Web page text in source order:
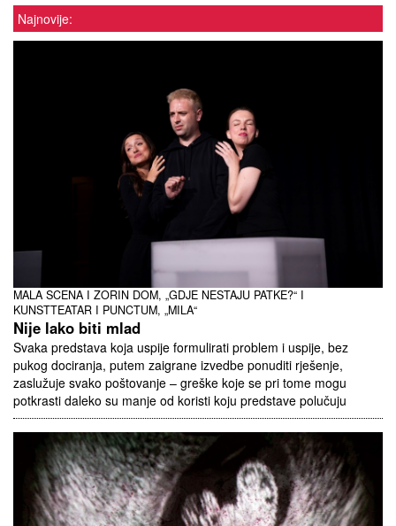
Najnovije:
MALA SCENA I ZORIN DOM, „GDJE NESTAJU PATKE?“ I
KUNSTTEATAR I PUNCTUM, „MILA“
Nije lako biti mlad
Svaka predstava koja uspije formulirati problem i uspije, bez
pukog dociranja, putem zaigrane izvedbe ponuditi rješenje,
zaslužuje svako poštovanje – greške koje se pri tome mogu
potkrasti daleko su manje od koristi koju predstave polučuju